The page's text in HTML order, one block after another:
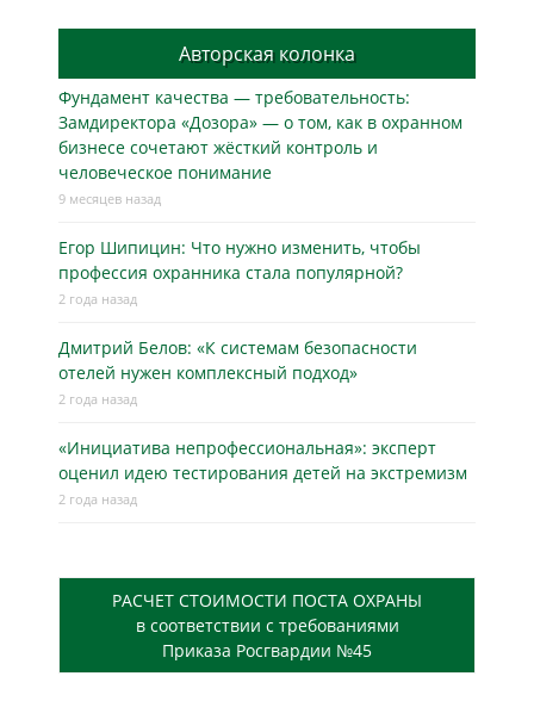
Авторская колонка
Фундамент качества — требовательность:
Замдиректора «Дозора» — о том, как в охранном
бизнесe сочетают жёсткий контроль и
человеческое понимание
9 месяцев назад
Егор Шипицин: Что нужно изменить, чтобы
профессия охранника стала популярной?
2 года назад
Дмитрий Белов: «К системам безопасности
отелей нужен комплексный подход»
2 года назад
«Инициатива непрофессиональная»: эксперт
оценил идею тестирования детей на экстремизм
2 года назад
РАСЧЕТ СТОИМОСТИ ПОСТА ОХРАНЫ
в соответствии с требованиями
Приказа Росгвардии №45